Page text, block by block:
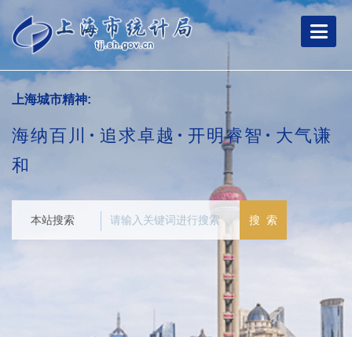
到
站
主
上海城市精神:
海纳百川 追求卓越 开明睿智
大气谦
和
本站搜索 搜 索